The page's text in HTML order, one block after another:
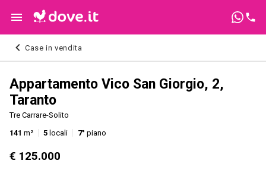
Case in vendita
Appartamento Vico San Giorgio, 2,
Taranto
Tre Carrare-Solito
141 m² 5 locali 7° piano
€ 125.000